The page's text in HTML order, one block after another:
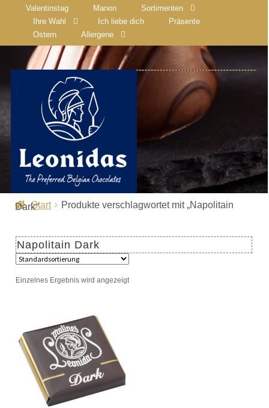
Valentinstag Manon
Sortimenten
Ihre Wahl
Ich liebe dich
Präsente
Ostern
Allergene
Start Produkte verschlagwortet mit „Napolitain
Dark“
Napolitain Dark
Einzelnes Ergebnis wird angezeigt